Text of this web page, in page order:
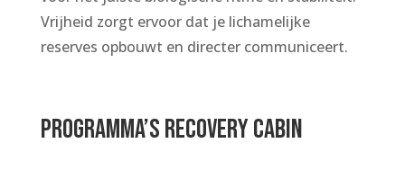
Vrijheid zorgt ervoor dat je lichamelijke
reserves opbouwt en directer communiceert.
PROGRAMMA’s RECOVERY CABIN